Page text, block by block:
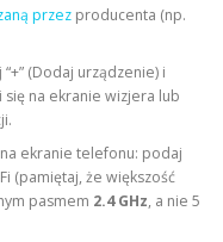
przezproducenta (np.
(Dodaj urządzenie) i
na ekranie wizjera lub
ekranie telefonu: podaj
(pamiętaj, że większość
pasmem 2.4 GHz, a nie 5